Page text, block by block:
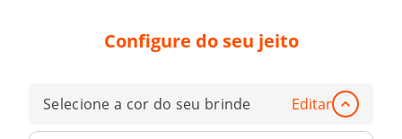
Configure do seu jeito
Selecione a cor do seu brinde Editar